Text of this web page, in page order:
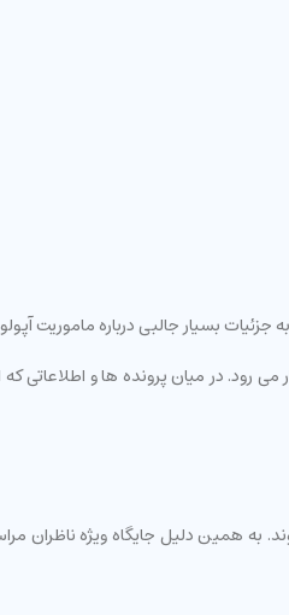
درباره ماموریت آپولو 11 دست یافته است.